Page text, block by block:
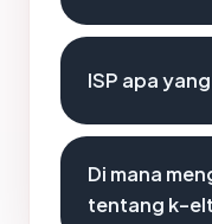
ISP apa
Di mana
tentang k-